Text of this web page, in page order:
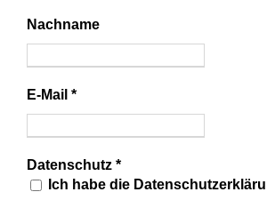
Nachname
E-Mail *
Datenschutz *
Ich habe die